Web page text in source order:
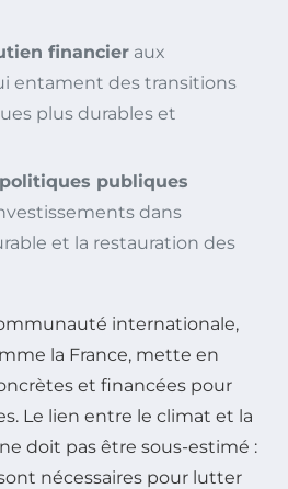
financier aux
entament des transitions
plus durables et
publiques
dans
et la restauration des
internationale,
la France, mette en
et financées pour
Le lien entre le climat et la
doit pas être sous-estimé :
nécessaires pour lutter